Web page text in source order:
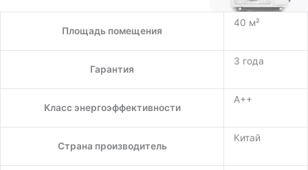
Площадь помещения
40 м²
Гарантия
3 года
Класс энергоэффективности
A++
Страна производитель
Китай